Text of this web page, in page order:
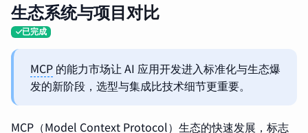
生态系统与项目对比
已完成
MCP 的能力市场让 AI 应用开发进入标准化与生态爆
发的新阶段，选型与集成比技术细节更重要。
MCP（Model Context Protocol）生态的快速发展，标志